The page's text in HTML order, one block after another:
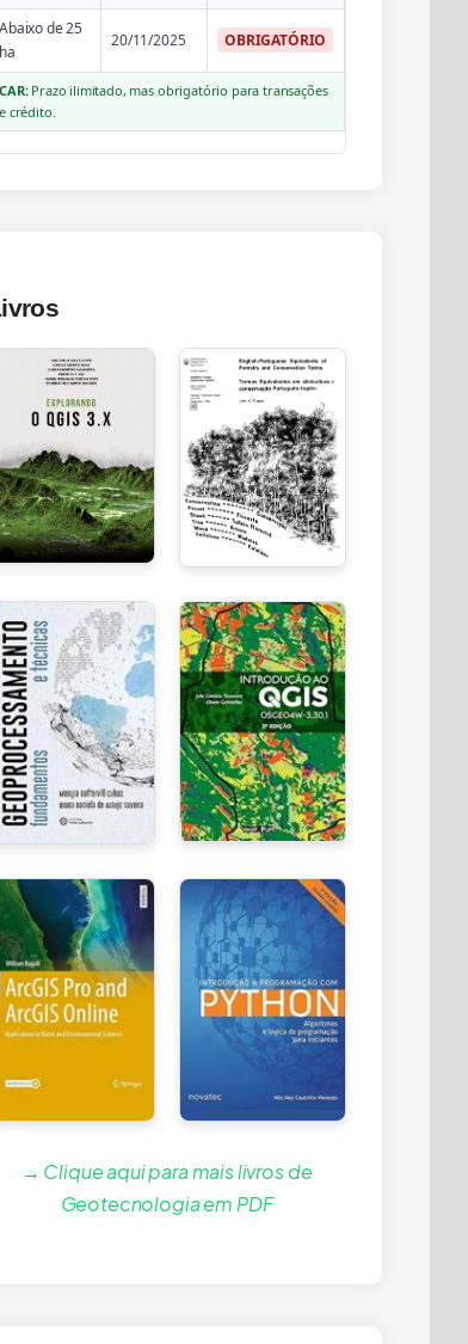
Abaixo de 25
ha
20/11/2025 OBRIGATÓRIO
CAR:Prazo ilimitado, mas obrigatório para transações
e crédito.
→ Clique aqui para mais livros de
Geotecnologia em PDF